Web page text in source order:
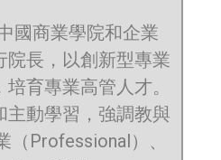
國商業學院和企業
院長，以創新型專業
育專業高管人才。
主動學習，強調教與
（Professional）、